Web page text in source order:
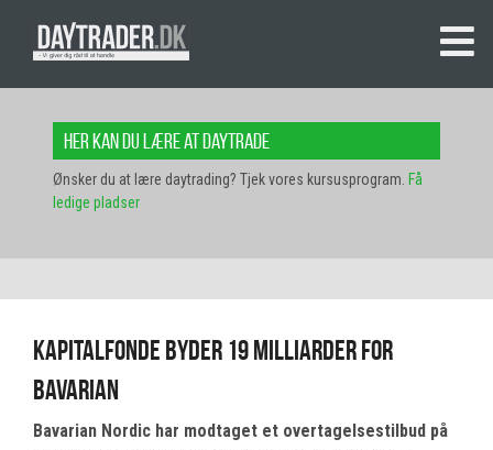
Her kan du lære at daytrade
Ønsker du at lære daytrading? Tjek vores kursusprogram. Få
ledige pladser
Kapitalfonde byder 19 milliarder for
Bavarian
Bavarian Nordic har modtaget et overtagelsestilbud på